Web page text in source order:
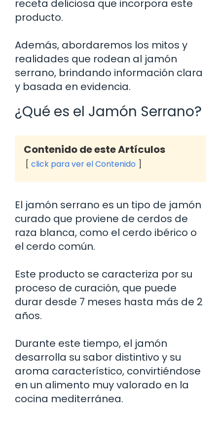
receta deliciosa que incorpora este
producto.
Además, abordaremos los mitos y
realidades que rodean al jamón
serrano, brindando información clara
y basada en evidencia.
¿Qué es el Jamón Serrano?
Contenido de este Artículos
click para ver el Contenido
El jamón serrano es un tipo de jamón
curado que proviene de cerdos de
raza blanca, como el cerdo ibérico o
el cerdo común.
Este producto se caracteriza por su
proceso de curación, que puede
durar desde 7 meses hasta más de 2
años.
Durante este tiempo, el jamón
desarrolla su sabor distintivo y su
aroma característico, convirtiéndose
en un alimento muy valorado en la
cocina mediterránea.